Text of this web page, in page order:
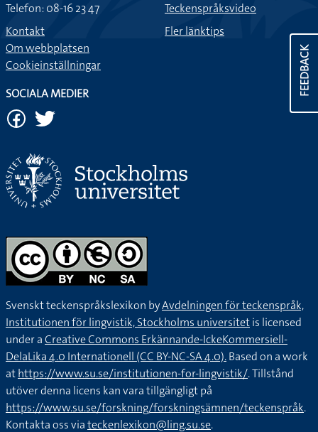
FEEDBACK
Telefon: 08-16 23 47
Kontakt
Om webbplatsen
Cookieinställningar
Teckenspråksvideo
Fler länktips
SOCIALA MEDIER
Svenskt teckenspråkslexikon byAvdelningen för teckenspråk,
Institutionen för lingvistik, Stockholms universitetis licensed
under aCreative Commons Erkännande-IckeKommersiell-
DelaLika 4.0 Internationell (CC BY-NC-SA 4.0).Based on a work
athttps://www.su.se/institutionen-for-lingvistik/. Tillstånd
utöver denna licens kan vara tillgängligt på
https://www.su.se/forskning/forskningsämnen/teckenspråk.
Kontakta oss viateckenlexikon@ling.su.se.